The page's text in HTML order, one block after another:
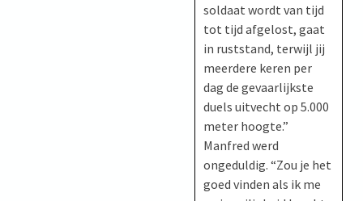
soldaat wordt van tijd
tot tijd afgelost, gaat
in ruststand, terwijl jij
meerdere keren per
dag de gevaarlijkste
duels uitvecht op 5.000
meter hoogte.”
Manfred werd
ongeduldig. “Zou je het
goed vinden als ik me